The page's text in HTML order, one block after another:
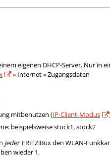
eigenen DHCP-Server. Nur in
» Internet » Zugangsdaten
mitbenutzen (IP-Client-Modus
beispielsweise stock1, stock2
jeder FRITZ!Box den WLAN-
wieder 1.